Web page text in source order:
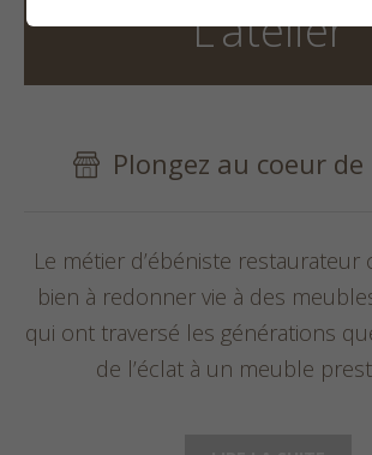
L’atelier
Plongez au coeur de
Le métier d’ébéniste restaurateur
bien à redonner vie à des
qui ont traversé les générations
de l’éclat à un meuble